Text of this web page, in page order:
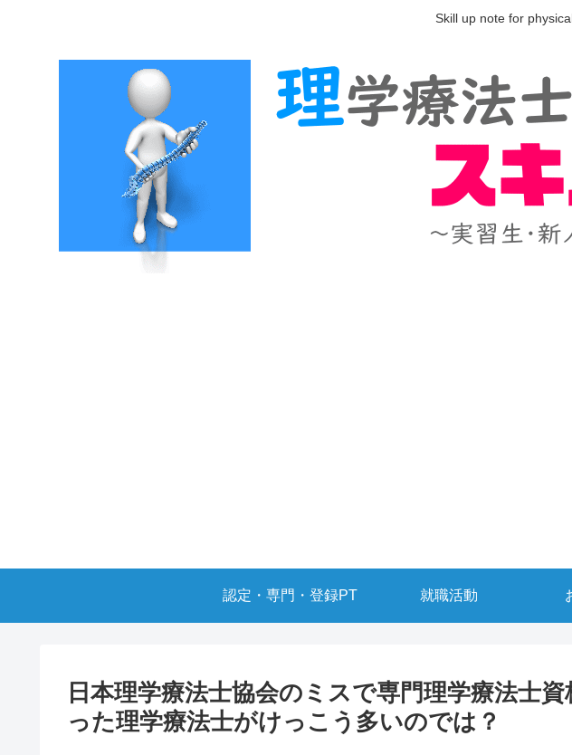
Skill up note for
認定・専門・登録PT 就職活動
日本理学療法士協会のミスで専門理学療法士
った理学療法士がけっこう多いのでは？